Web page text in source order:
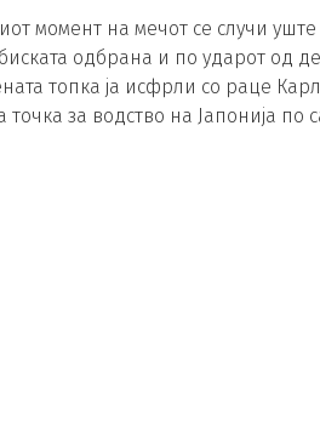
момент на мечот се случи
одбрана и по ударот од
топка ја исфрли со раце
точка за водство на Јапонија по